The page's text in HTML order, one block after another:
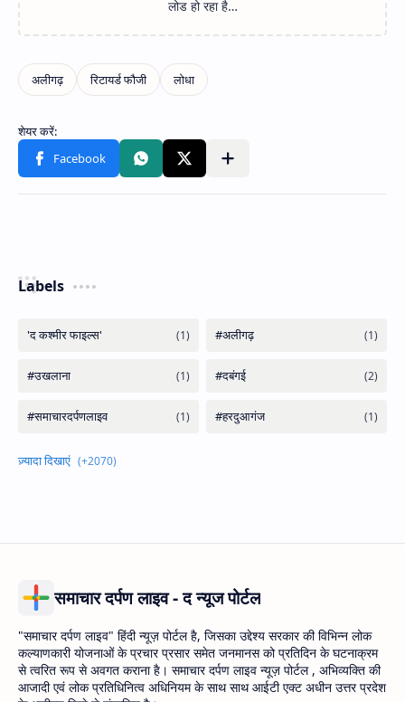
Labels
समाचार दर्पण लाइव - द न्यूज पोर्टल
"समाचार दर्पण लाइव" हिंदी न्यूज़ पोर्टल है, जिसका उद्देश्य सरकार की विभिन्न लोक
कल्याणकारी योजनाओं के प्रचार प्रसार समेत जनमानस को प्रतिदिन के घटनाक्रम
से त्वरित रूप से अवगत कराना है। समाचार दर्पण लाइव न्यूज़ पोर्टल , अभिव्यक्ति की
आजादी एवं लोक प्रतिधिनित्व अधिनियम के साथ साथ आईटी एक्ट अधीन उत्तर प्रदेश